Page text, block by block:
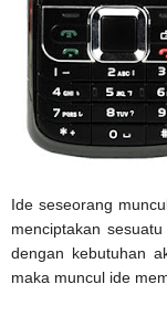
Ide seseorang
menciptakan
dengan kebutuhan
maka muncul ide